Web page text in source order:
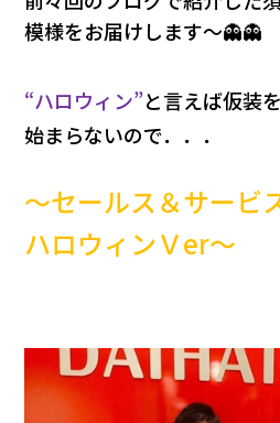
模様をお届けします～👻👻
“ハロウィン”と言えば仮装
始まらないので．．．
～セールス＆サービ
ハロウィンＶer～